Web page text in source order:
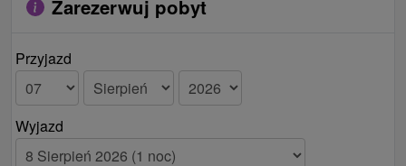
Zarezerwuj pobyt
Przyjazd
Wyjazd